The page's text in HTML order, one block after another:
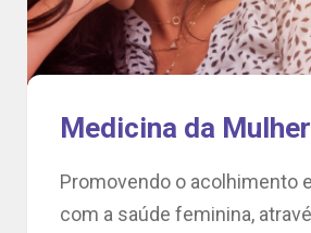
Medicina da Mulher
Promovendo o acolhimento
com a saúde feminina,